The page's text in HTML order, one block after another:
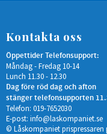
Kontakta oss
Öppettider Telefonsupport:
Måndag - Fredag 10-14
Lunch 11.30 - 12.30
Dag före röd dag och afton
stänger telefonsupporten
Telefon: 019-7652030
E-post: info@laskompaniet.se
© Låskompaniet prispressaren